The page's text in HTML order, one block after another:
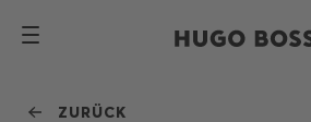
ZURÜCK